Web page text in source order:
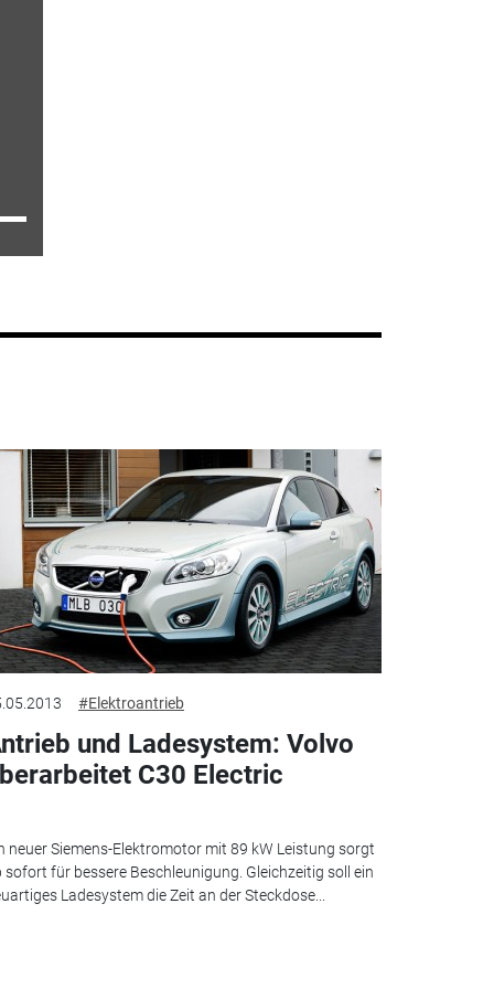
#Elektroantrieb
und Ladesystem: Volvo
C30 Electric
neuer Siemens-Elektromotor mit 89 kW Leistung sorgt
sofort für bessere Beschleunigung. Gleichzeitig soll ein
Ladesystem die Zeit an der Steckdose...